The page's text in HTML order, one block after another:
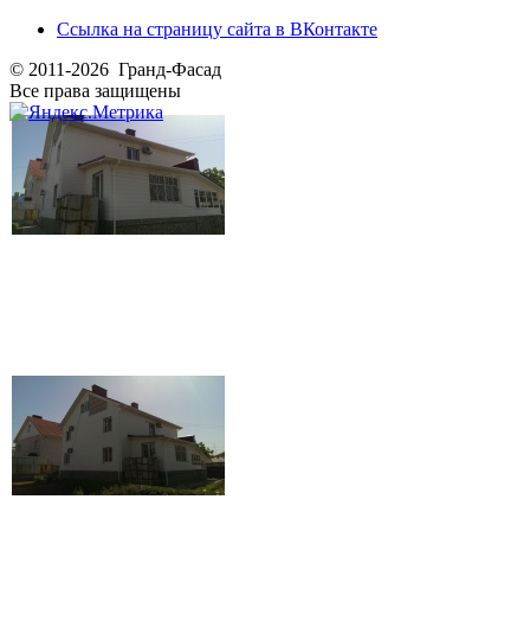
Ссылка на страницу сайта в ВКонтакте
© 2011-2026 Гранд-Фасад
Все права защищены